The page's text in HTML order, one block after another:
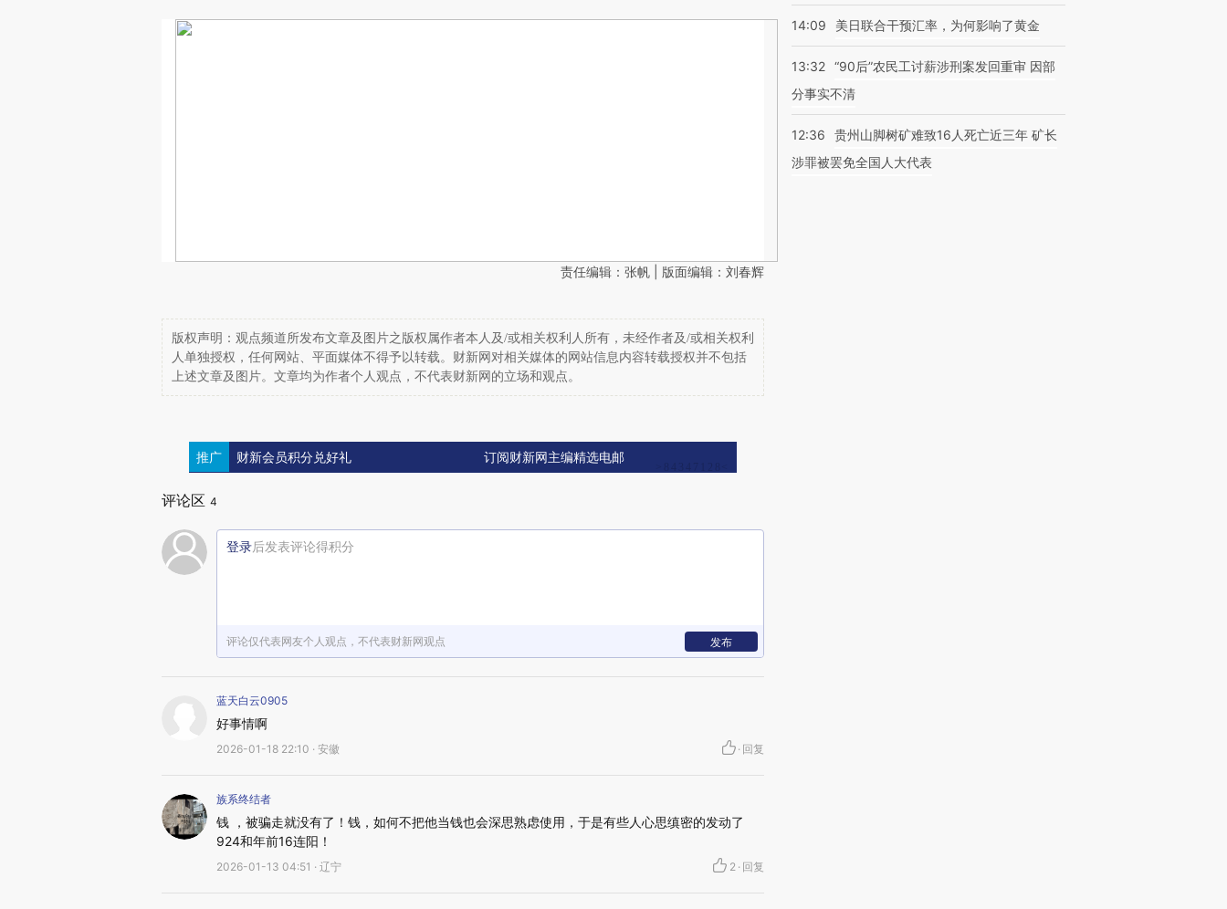
责任编辑：张帆 | 版面编辑：刘春辉
版权声明：观点频道所发布文章及图片之版权属作者本人及/或相关权利人所有，未经作者及/或相关权利
人单独授权，任何网站、平面媒体不得予以转载。财新网对相关媒体的网站信息内容转载授权并不包括
上述文章及图片。文章均为作者个人观点，不代表财新网的立场和观点。
推广 财新会员积分兑好礼 订阅财新网主编精选电邮
评论区 4
登录后发表评论得积分
评论仅代表网友个人观点，不代表财新网观点 发布
蓝天白云0905
好事情啊
2026-01-18 22:10 · 安徽 · 回复
族系终结者
钱 ，被骗走就没有了！钱，如何不把他当钱也会深思熟虑使用，于是有些人心思缜密的发动了
924和年前16连阳！
2026-01-13 04:51 · 辽宁 2 · 回复
14:09 美日联合干预汇率，为何影响了黄金
13:32 “90后”农民工讨薪涉刑案发回重审 因部
分事实不清
12:36
贵州山脚树矿难致16人死亡近三年 矿长
涉罪被罢免全国人大代表